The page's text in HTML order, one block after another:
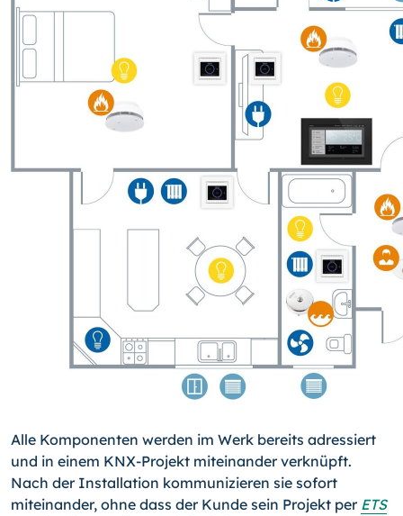
Alle Komponenten werden im Werk bereits adressiert
und in einem KNX-Projekt miteinander verknüpft.
Nach der Installation kommunizieren sie sofort
miteinander, ohne dass der Kunde sein Projekt per ETS